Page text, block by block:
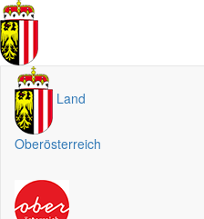
Land
Oberösterreich